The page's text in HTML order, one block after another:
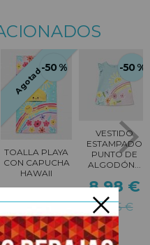
Agotado-50 %
TOALLA PLAYA
CON CAPUCHA
HAWAII
22,95 €
-50 %
VESTIDO
ESTAMPADO
PUNTO DE
ALGODÓN...
8,98 €
17,95 €